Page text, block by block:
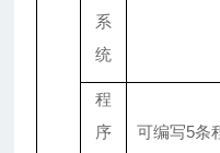
系
统
程
序
可编写5条